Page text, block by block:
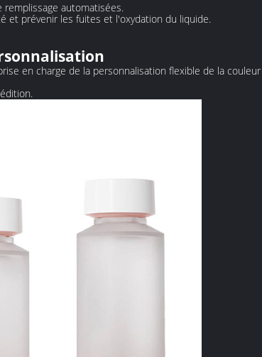
automatisées.
et prévenir les fuites et l'oxydation du liquide.
en charge de la personnalisation flexible de la